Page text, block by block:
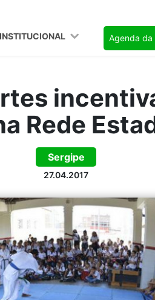
INSTITUCIONAL Agenda da
Rede
Sergipe
27.04.2017